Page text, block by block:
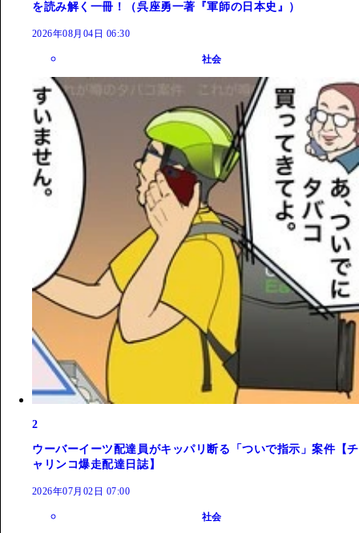
を読み解く一冊！（呉座勇一著『軍師の日本史』）
2026年08月04日 06:30
社会
2
ウーバーイーツ配達員がキッパリ断る「ついで指示」案件【チ
ャリンコ爆走配達日誌】
2026年07月02日 07:00
社会